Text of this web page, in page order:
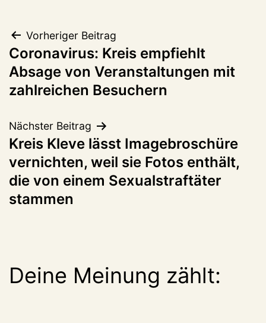
Beitragsnavigation
Vorheriger Beitrag
Coronavirus: Kreis empfiehlt
Absage von Veranstaltungen mit
zahlreichen Besuchern
Nächster Beitrag
Kreis Kleve lässt Imagebroschüre
vernichten, weil sie Fotos enthält,
die von einem Sexualstraftäter
stammen
Deine Meinung zählt: